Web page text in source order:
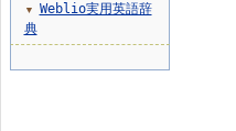
▼
Weblio実用英語辞
典